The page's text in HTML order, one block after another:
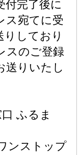
付完了後に
ス宛てに受
りしており
スのご登録
送りいたし
ふるま
ンストップ